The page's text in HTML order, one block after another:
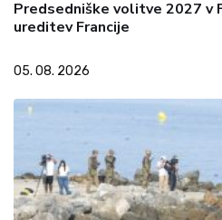
Predsedniške volitve 2027 v
ureditev Francije
05. 08. 2026